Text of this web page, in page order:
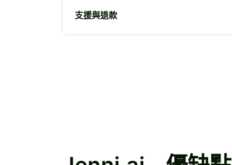
支援與退款